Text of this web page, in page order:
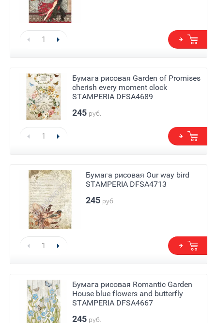
Бумага рисовая Garden of Promises
cherish every moment clock
STAMPERIA DFSA4689
245 руб.
Бумага рисовая Our way bird
STAMPERIA DFSA4713
245 руб.
Бумага рисовая Romantic Garden
House blue flowers and butterfly
STAMPERIA DFSA4667
245 руб.